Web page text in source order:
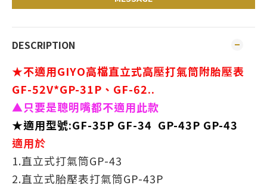
DESCRIPTION
★不適用GIYO高檔直立式高壓打氣筒附胎壓表
GF-52V*GP-31P、GF-62..
▲只要是聰明嘴都不適用此款
★適用型號:GF-35P GF-34 GP-43P GP-43
適用於
1.直立式打氣筒GP-43
2.直立式胎壓表打氣筒GP-43P